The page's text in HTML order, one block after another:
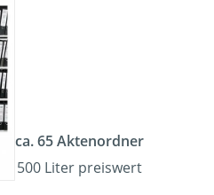
ca. 65 Aktenordner
500 Liter preiswert